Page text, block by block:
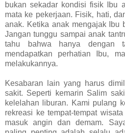
bukan sekadar kondisi fisik Ibu
mata ke pekerjaan. Fisik, hati,
anak. Ketika anak mengajak Ibu
Jangan tunggu sampai anak
tahu bahwa hanya dengan
mendapatkan perhatian Ibu,
melakukannya.
Kesabaran lain yang harus
sakit. Seperti kemarin Salim
kelelahan liburan. Kami pulang
rekreasi ke tempat-tempat
masuk angin dan demam.